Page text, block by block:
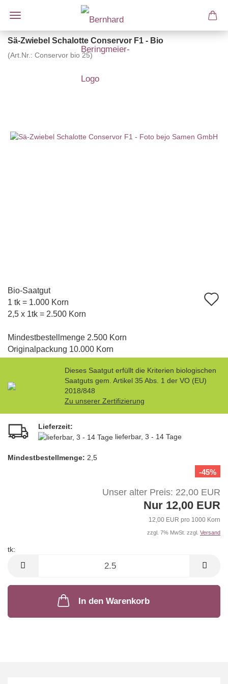
Sä-Zwiebel Schalotte Conservor F1 - Bio
(Art.Nr.: Conservor bio 25)
Bio-Saatgut
1 tk = 1.000 Korn
2,5 x 1tk = 2.500 Korn
Mindestbestellmenge 2.500 Korn
Originalpackung 10.000 Korn
Dieses Saatgut erfüllt die Kriterien biologischen
Saatguts gem. Artikel 35 Abs. 1 der VO (EU)
2018/848
Zu unserer Zertifizierung
Lieferzeit:
lieferbar, 3 - 14 Tage
Mindest­bestellmenge: 2,5
-45%
Unser alter Preis: 22,00 EUR
Nur 12,00 EUR
12,00 EUR pro 1000 Korn
zzgl. 7% MwSt. zzgl. Versand
tk:
In den Warenkorb